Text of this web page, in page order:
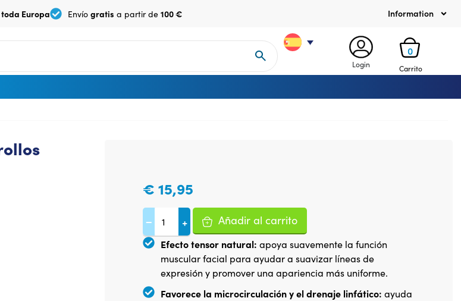
toda Europa Envío gratis a partir de 100 € Information
Login
0
Carrito
€ 15,95
− + Añadir al carrito
Efecto tensor natural: apoya suavemente la función
muscular facial para ayudar a suavizar líneas de
expresión y promover una apariencia más uniforme.
Favorece la microcirculación y el drenaje linfático: ayuda